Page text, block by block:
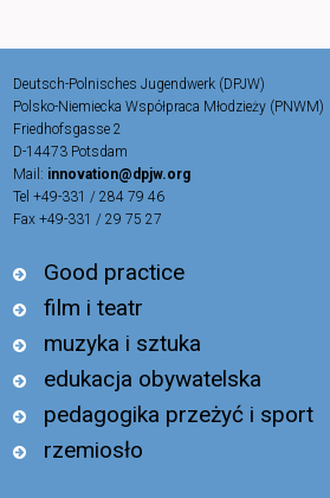
Deutsch-Polnisches Jugendwerk (DPJW)
Polsko-Niemiecka Współpraca Młodzieży (PNWM)
Friedhofsgasse 2
D-14473 Potsdam
Mail: innovation@dpjw.org
Tel +49-331 / 284 79 46
Fax +49-331 / 29 75 27
Good practice
film i teatr
muzyka i sztuka
edukacja obywatelska
pedagogika przeżyć i sport
rzemiosło